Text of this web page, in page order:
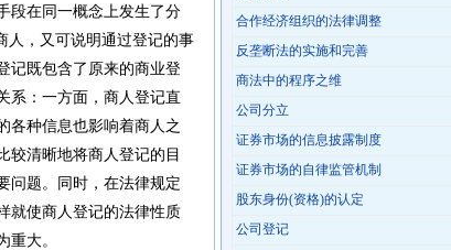
段在同一概念上发生了分
人，又可说明通过登记的事
记既包含了原来的商业登
系：一方面，商人登记直
各种信息也影响着商人之
较清晰地将商人登记的目
问题。同时，在法律规定
就使商人登记的法律性质
大。
合作经济组织的法律调整
反垄断法的实施和完善
商法中的程序之维
公司分立
证券市场的信息披露制度
证券市场的自律监管机制
股东身份(资格)的认定
公司登记